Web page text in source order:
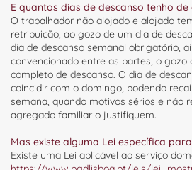
E quantos dias de descanso tenho
O trabalhador não alojado e alojado
retribuição, ao gozo de um dia de
dia de descanso semanal obrigatório,
convencionado entre as partes, o
completo de descanso. O dia de
coincidir com o domingo, podendo
semana, quando motivos sérios e não
agregado familiar o justifiquem.
Mas existe alguma Lei específica
Existe uma Lei aplicável ao serviço